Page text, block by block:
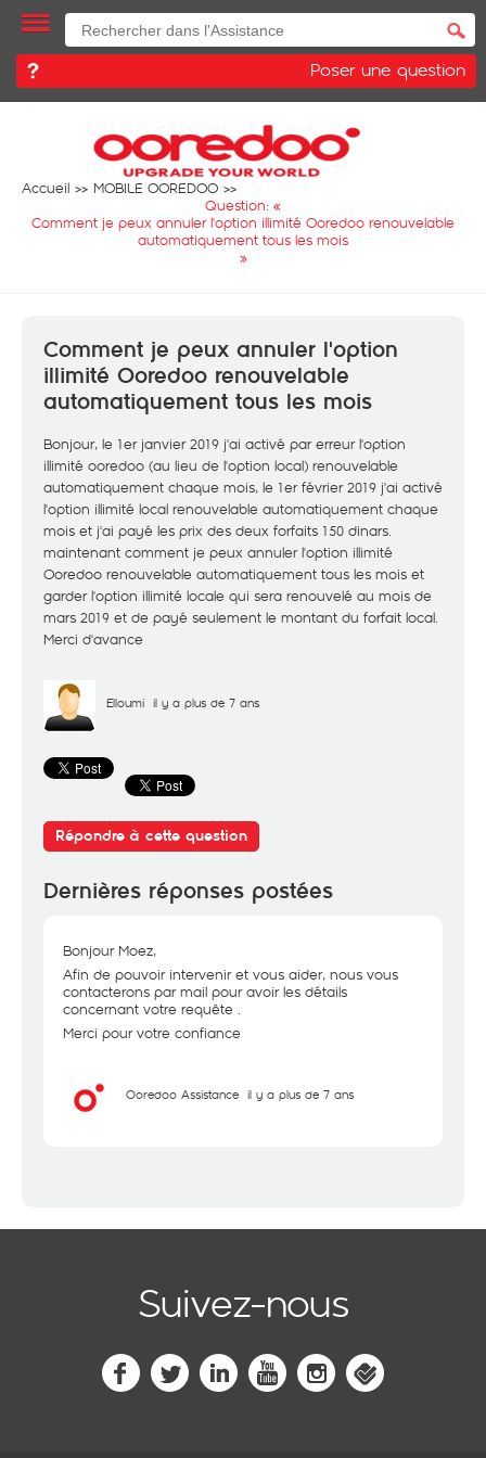
Poser une question
Accueil
MOBILE OOREDOO
Question: «
Comment je peux annuler l'option illimité Ooredoo renouvelable
automatiquement tous les mois
»
Comment je peux annuler l'option
illimité Ooredoo renouvelable
automatiquement tous les mois
Bonjour, le 1er janvier 2019 j'ai activé par erreur l'option
illimité ooredoo (au lieu de l'option local) renouvelable
automatiquement chaque mois, le 1er février 2019 j'ai activé
l'option illimité local renouvelable automatiquement chaque
mois et j'ai payé les prix des deux forfaits 150 dinars.
maintenant comment je peux annuler l'option illimité
Ooredoo renouvelable automatiquement tous les mois et
garder l'option illimité locale qui sera renouvelé au mois de
mars 2019 et de payé seulement le montant du forfait local.
Merci d'avance
Elloumi il y a plus de 7 ans
Répondre à cette question
Dernières réponses postées
Bonjour Moez,
Afin de pouvoir intervenir et vous aider, nous vous
contacterons par mail pour avoir les détails
concernant votre requête .
Merci pour votre confiance
Ooredoo Assistance il y a plus de 7 ans
Suivez-nous